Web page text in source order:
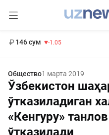
146 сум -1.05
Общество1 марта 2019
Ўзбекистон
ўтказиладиган
«Кенгуру»
ўтказилади